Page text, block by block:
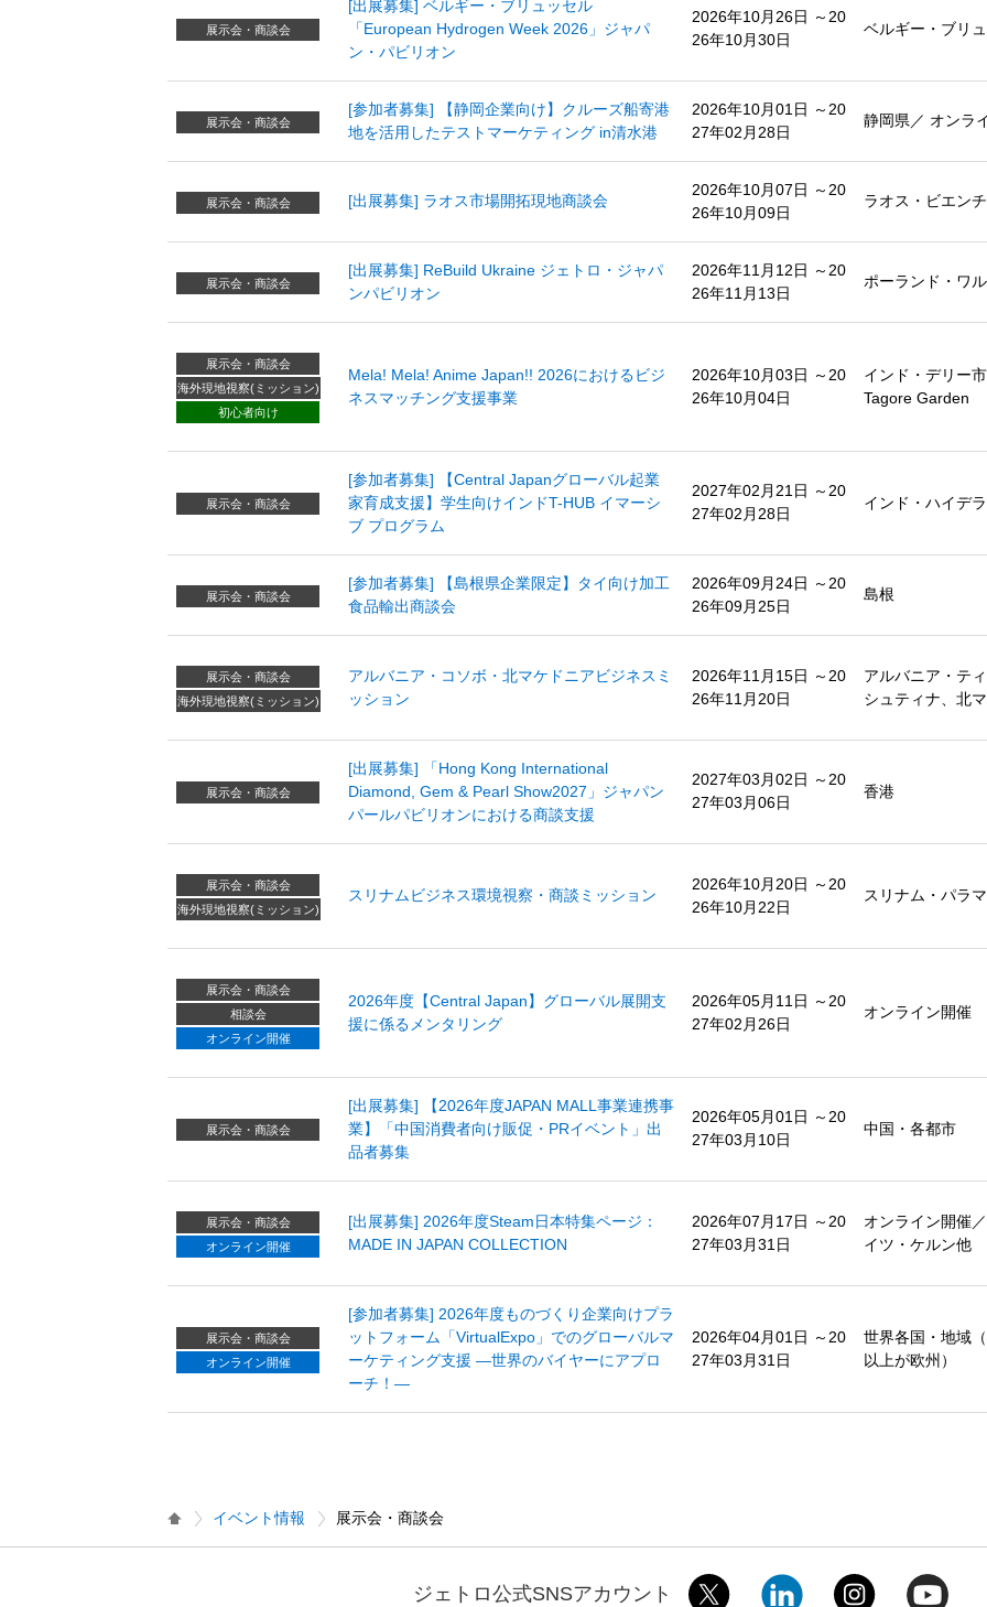
展示会・商談会
[出展募集] ベルギー・ブリュッセル
「European Hydrogen Week 2026」ジャパ
ン・パビリオン
2026年10月26日 ～20
26年10月30日
ベルギー・ブリ
展示会・商談会
[参加者募集] 【静岡企業向け】クルーズ船寄港
地を活用したテストマーケティング in清水港
2026年10月01日 ～20
27年02月28日
静岡県／ オンラ
展示会・商談会 [出展募集] ラオス市場開拓現地商談会
2026年10月07日 ～20
26年10月09日
ラオス・ビエン
展示会・商談会
[出展募集] ReBuild Ukraine ジェトロ・ジャパ
ンパビリオン
2026年11月12日 ～20
26年11月13日
ポーランド・ワ
展示会・商談会
海外現地視察(ミッション)
初心者向け
Mela! Mela! Anime Japan!! 2026におけるビジ
ネスマッチング支援事業
2026年10月03日 ～20
26年10月04日
インド・デリー
Tagore Garden
展示会・商談会
[参加者募集] 【Central Japanグローバル起業
家育成支援】学生向けインドT-HUB イマーシ
ブ プログラム
2027年02月21日 ～20
27年02月28日
インド・ハイデ
展示会・商談会
[参加者募集] 【島根県企業限定】タイ向け加工
食品輸出商談会
2026年09月24日 ～20
26年09月25日
島根
展示会・商談会
海外現地視察(ミッション)
アルバニア・コソボ・北マケドニアビジネスミ
ッション
2026年11月15日 ～20
26年11月20日
アルバニア・テ
シュティナ、北
展示会・商談会
[出展募集] 「Hong Kong International
Diamond, Gem & Pearl Show2027」ジャパン
パールパビリオンにおける商談支援
2027年03月02日 ～20
27年03月06日
香港
展示会・商談会
海外現地視察(ミッション)
スリナムビジネス環境視察・商談ミッション
2026年10月20日 ～20
26年10月22日
スリナム・パラ
展示会・商談会
相談会
オンライン開催
2026年度【Central Japan】グローバル展開支
援に係るメンタリング
2026年05月11日 ～20
27年02月26日
オンライン開催
展示会・商談会
[出展募集] 【2026年度JAPAN MALL事業連携事
業】「中国消費者向け販促・PRイベント」出
品者募集
2026年05月01日 ～20
27年03月10日
中国・各都市
展示会・商談会
オンライン開催
[出展募集] 2026年度Steam日本特集ページ：
MADE IN JAPAN COLLECTION
2026年07月17日 ～20
27年03月31日
オンライン開催
イツ・ケルン他
展示会・商談会
オンライン開催
[参加者募集] 2026年度ものづくり企業向けプラ
ットフォーム「VirtualExpo」でのグローバルマ
ーケティング支援 ―世界のバイヤーにアプロ
ーチ！―
2026年04月01日 ～20
27年03月31日
世界各国・地域
以上が欧州）
イベント情報 展示会・商談会
ジェトロ公式SNSアカウント